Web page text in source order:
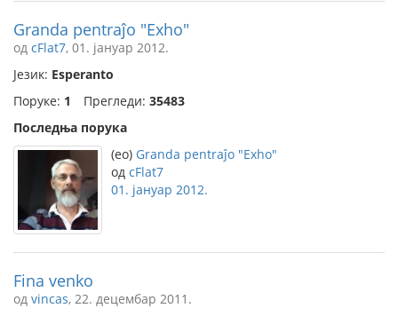
Granda pentraĵo "Exho"
од cFlat7, 01. јануар 2012.
Језик: Esperanto
Поруке: 1 Прегледи: 35483
Последња порука
(eo) Granda pentraĵo "Exho"
од cFlat7
01. јануар 2012.
Fina venko
од vincas, 22. децембар 2011.